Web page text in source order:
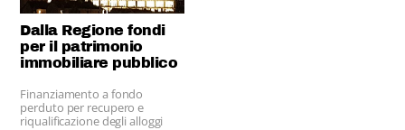
Dalla Regione fondi
per il patrimonio
immobiliare pubblico
Finanziamento a fondo
perduto per recupero e
riqualificazione degli alloggi